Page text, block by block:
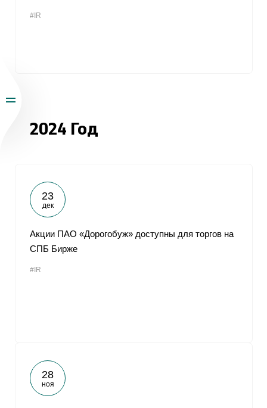
#IR
2024 Год
23
дек
Акции ПАО «Дорогобуж» доступны для торгов на
СПБ Бирже
#IR
28
ноя